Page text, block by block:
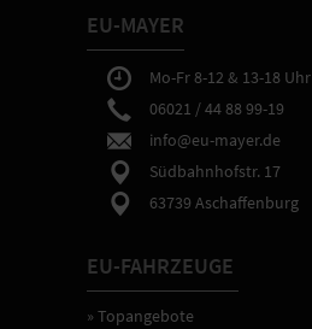
EU-MAYER
Mo-Fr 8-12 & 13-18 Uhr
06021 / 44 88 99-19
info@eu-mayer.de
Südbahnhofstr. 17
63739 Aschaffenburg
EU-FAHRZEUGE
» Topangebote